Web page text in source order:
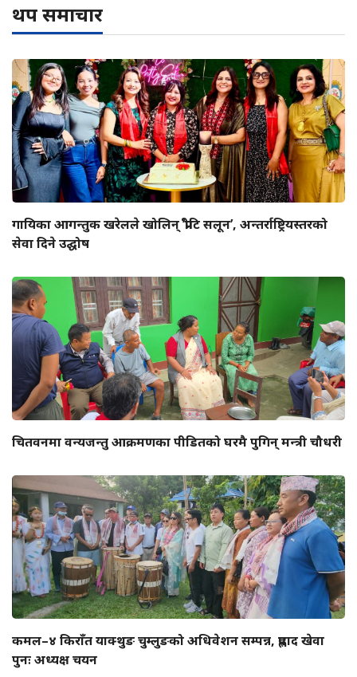
थप समाचार
गायिका आगन्तुक खरेलले खोलिन् ‘प्रीटि सलून’, अन्तर्राष्ट्रियस्तरको
सेवा दिने उद्घोष
चितवनमा वन्यजन्तु आक्रमणका पीडितको घरमै पुगिन् मन्त्री चौधरी
कमल–४ किराँत याक्थुङ चुम्लुङको अधिवेशन सम्पन्न, प्रह्लाद खेवा
पुनः अध्यक्ष चयन